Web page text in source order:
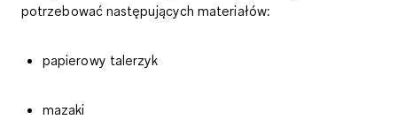
potrzebować następujących materiałów:
papierowy talerzyk
mazaki